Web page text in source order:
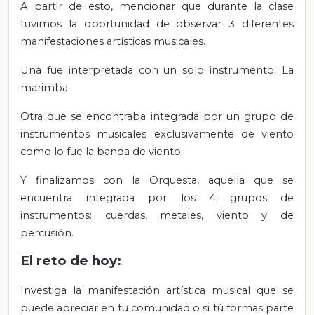
A partir de esto, mencionar que durante la clase
tuvimos la oportunidad de observar 3 diferentes
manifestaciones artísticas musicales.
Una fue interpretada con un solo instrumento: La
marimba.
Otra que se encontraba integrada por un grupo de
instrumentos musicales exclusivamente de viento
como lo fue la banda de viento.
Y finalizamos con la Orquesta, aquella que se
encuentra integrada por los 4 grupos de
instrumentos: cuerdas, metales, viento y de
percusión.
El reto de hoy:
Investiga la manifestación artística musical que se
puede apreciar en tu comunidad o si tú formas parte